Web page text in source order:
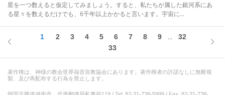
星を一つ数えると仮定してみましょう。すると、私たちが属した銀河系にあ
る星々を数えるだけでも、6千年以上かかると言います。宇宙に...
1 2 3 4 5 6 7 8 9 ...
32
33
著作権は、神様の教会世界福音宣教協会にあります。著作権者の許諾なしに無断複
製、及び再配布する行為を禁止します。